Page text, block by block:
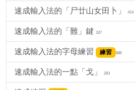
速成輸入法的「尸廿山女田卜」 414
速成輸入法的「難」鍵 337
速成輸入法的字母練習 練習 888
速成輸入法的一點「戈」 283